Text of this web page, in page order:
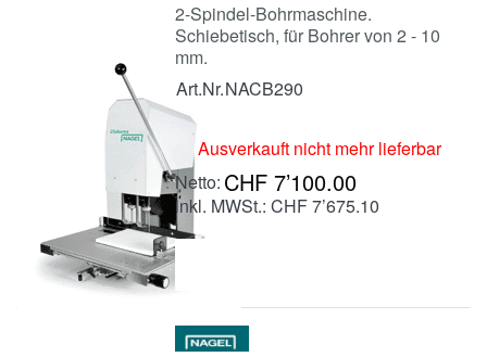
2-Spindel-Bohrmaschine.
Schiebetisch, für Bohrer von 2 - 10
mm.
Art.Nr.NACB290
Ausverkauft nicht mehr lieferbar
CHF 7’100.00
inkl. MWSt.: CHF 7’675.10